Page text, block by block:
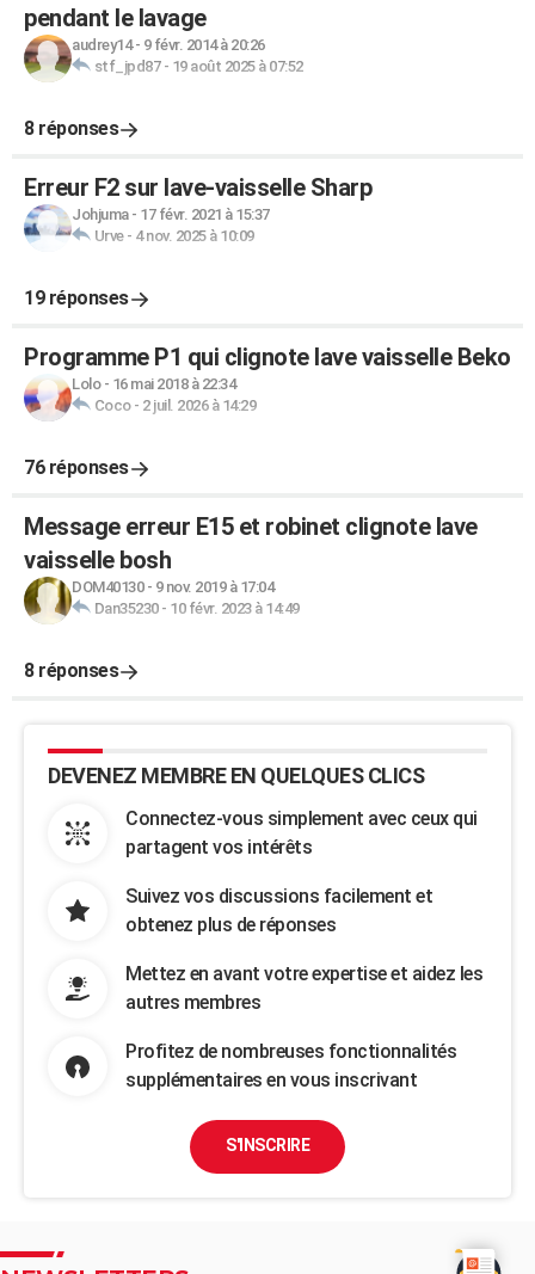
pendant le lavage
audrey14- 9 févr. 2014 à 20:26
stf_jpd87- 19 août 2025 à 07:52
8 réponses
Erreur F2 sur lave-vaisselle Sharp
Johjuma- 17 févr. 2021 à 15:37
Urve- 4 nov. 2025 à 10:09
19 réponses
Programme P1 qui clignote lave vaisselle Beko
Lolo- 16 mai 2018 à 22:34
Coco- 2 juil. 2026 à 14:29
76 réponses
Message erreur E15 et robinet clignote lave
vaisselle bosh
DOM40130- 9 nov. 2019 à 17:04
Dan35230- 10 févr. 2023 à 14:49
8 réponses
DEVENEZ MEMBRE EN QUELQUES CLICS
Connectez-vous simplement avec ceux qui
partagent vos intérêts
Suivez vos discussions facilement et
obtenez plus de réponses
Mettez en avant votre expertise et aidez les
autres membres
Profitez de nombreuses fonctionnalités
supplémentaires en vous inscrivant
S'INSCRIRE